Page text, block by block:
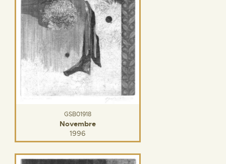
GSB01918
Novembre
1996